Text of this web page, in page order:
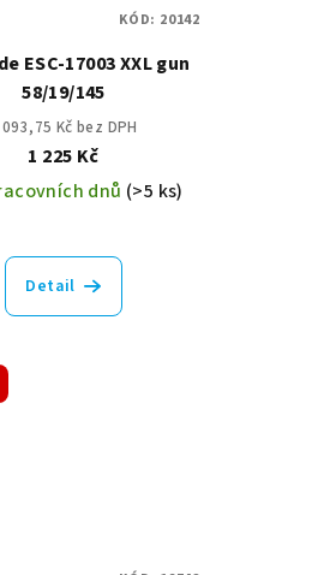
ESC-17003 XXL gun
58/19/145
Kč bez DPH
1 225 Kč
dnů (>5 ks)
Detail
KÓD: 20142